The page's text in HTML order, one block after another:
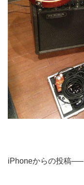
iPhoneからの投稿—–